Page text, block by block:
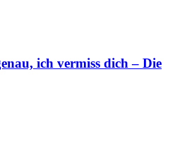
ich vermiss dich – Die